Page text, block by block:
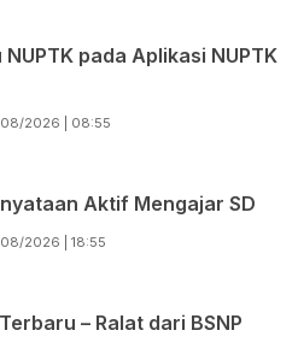
pada Aplikasi NUPTK
2026 | 08:55
Aktif Mengajar SD
2026 | 18:55
– Ralat dari BSNP